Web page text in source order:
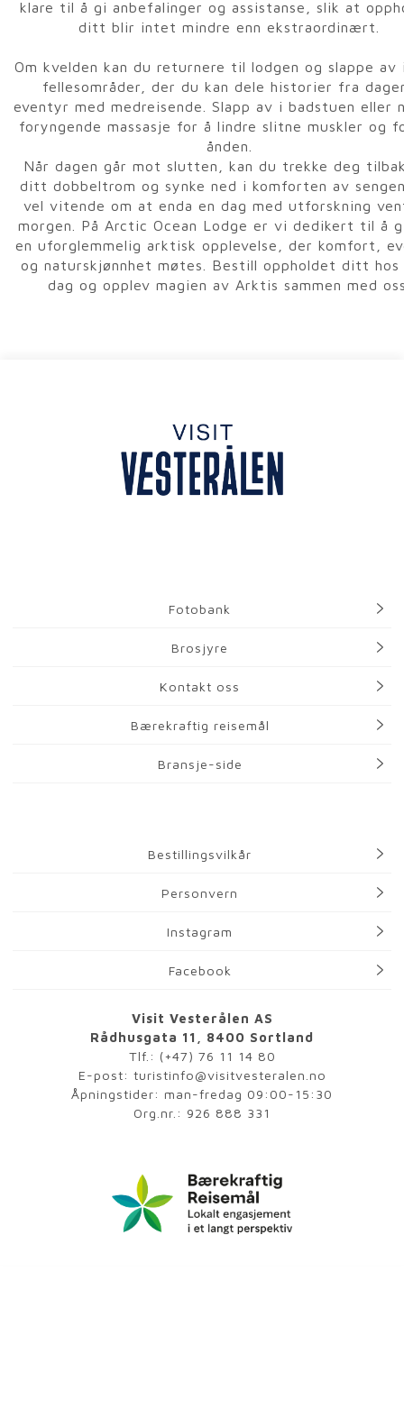
klare til å gi anbefalinger og assistanse, slik at
ditt blir intet mindre enn ekstraordinært.
Om kvelden kan du returnere til lodgen og slappe av
fellesområder, der du kan dele historier fra
eventyr med medreisende. Slapp av i badstuen eller
foryngende massasje for å lindre slitne muskler og
ånden.
Når dagen går mot slutten, kan du trekke deg
ditt dobbeltrom og synke ned i komforten av
vel vitende om at enda en dag med utforskning
morgen. På Arctic Ocean Lodge er vi dedikert til å
en uforglemmelig arktisk opplevelse, der komfort,
og naturskjønnhet møtes. Bestill oppholdet ditt hos
dag og opplev magien av Arktis sammen med
Fotobank
Brosjyre
Kontakt oss
Bærekraftig reisemål
Bransje-side
Bestillingsvilkår
Personvern
Instagram
Facebook
Visit Vesterålen AS
Rådhusgata 11, 8400 Sortland
Tlf.: (+47) 76 11 14 80
E-post: turistinfo@visitvesteralen.no
Åpningstider: man-fredag 09:00-15:30
Org.nr.: 926 888 331